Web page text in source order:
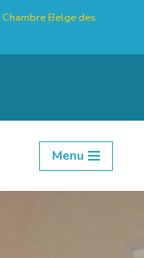
Chambre Belge des
Menu